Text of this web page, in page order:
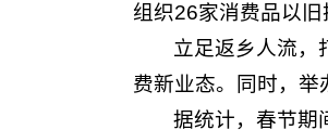
组织26家消费品以
立足返乡人流，
费新业态。同时，举
据统计，春节期